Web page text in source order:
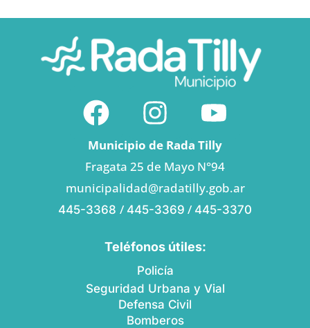
Municipio de Rada Tilly
Fragata 25 de Mayo N°94
municipalidad@radatilly.gob.ar
445-3368 / 445-3369 / 445-3370
Teléfonos útiles:
Policía
Seguridad Urbana y Vial
Defensa Civil
Bomberos